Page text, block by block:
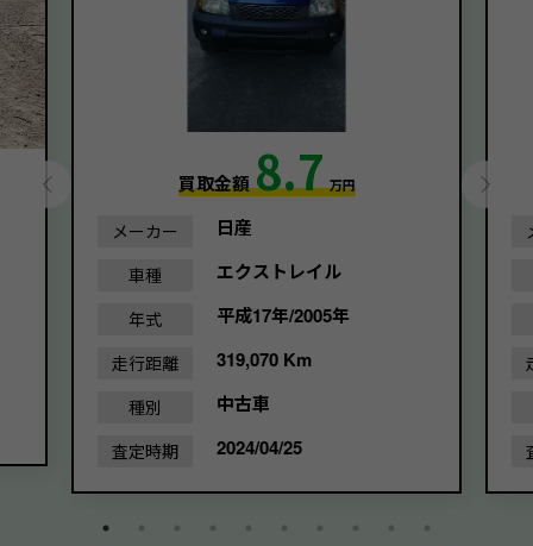
買取金額8.7 万円
メーカー 日産
車種 エクストレイル
年式 平成17年/2005年
走行距離 319,070 Km
種別 中古車
査定時期 2024/04/25